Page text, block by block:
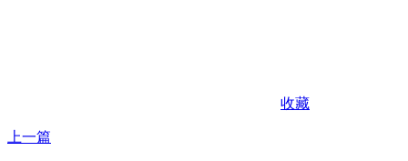
收藏
上一篇